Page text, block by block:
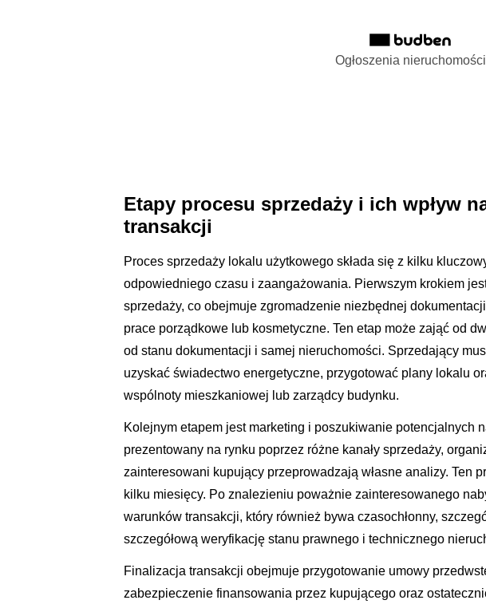
Ogłoszenia nieruchomości
Etapy procesu sprzedaży i ich wpływ
transakcji
Proces sprzedaży lokalu użytkowego składa się z kilku
odpowiedniego czasu i zaangażowania. Pierwszym krokiem
sprzedaży, co obejmuje zgromadzenie niezbędnej
prace porządkowe lub kosmetyczne. Ten etap może zająć od
od stanu dokumentacji i samej nieruchomości. Sprzedający
uzyskać świadectwo energetyczne, przygotować plany lokalu
wspólnoty mieszkaniowej lub zarządcy budynku.
Kolejnym etapem jest marketing i poszukiwanie potencjalnych
prezentowany na rynku poprzez różne kanały sprzedaży,
zainteresowani kupujący przeprowadzają własne analizy. Ten
kilku miesięcy. Po znalezieniu poważnie zainteresowanego
warunków transakcji, który również bywa czasochłonny,
szczegółową weryfikację stanu prawnego i technicznego
Finalizacja transakcji obejmuje przygotowanie umowy
zabezpieczenie finansowania przez kupującego oraz